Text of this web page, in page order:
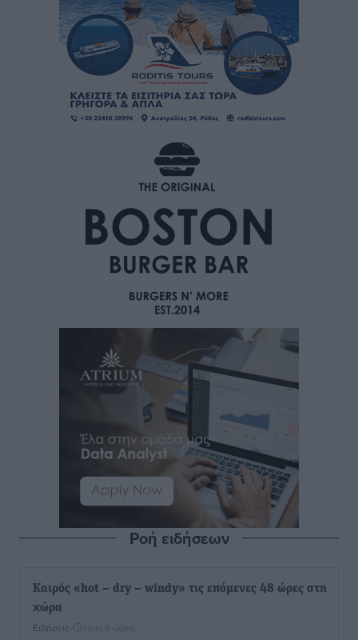
Ροή ειδήσεων
Καιρός «hot – dry – windy» τις επόμενες 48 ώρες στη
χώρα
Ειδήσεις πριν 9 ώρες